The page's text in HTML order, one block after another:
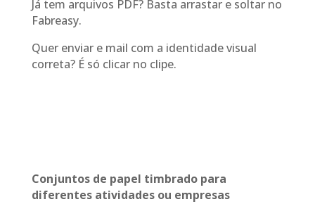
Já tem arquivos PDF? Basta arrastar e soltar no
Fabreasy.
Quer enviar e mail com a identidade visual
correta? É só clicar no clipe.
Conjuntos de papel timbrado para
diferentes atividades ou empresas